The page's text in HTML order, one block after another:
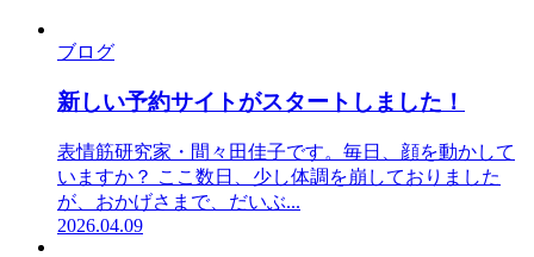
ブログ
新しい予約サイトがスタートしました！
表情筋研究家・間々田佳子です。毎日、顔を動かして
いますか？ ここ数日、少し体調を崩しておりました
が、おかげさまで、だいぶ...
2026.04.09